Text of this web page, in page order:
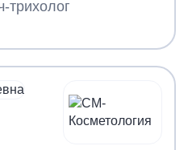
трихолог